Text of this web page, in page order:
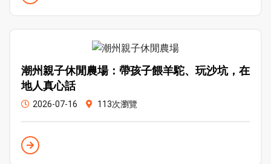
潮州親子休閒農場：帶孩子餵羊駝、玩沙坑，在
地人真心話
2026-07-16 113次瀏覽